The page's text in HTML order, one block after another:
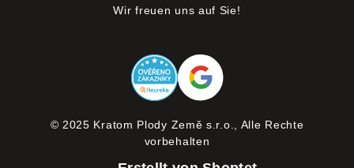
Wir freuen uns auf Sie!
© 2025 Kratom Plody Země s.r.o., Alle Rechte
vorbehalten